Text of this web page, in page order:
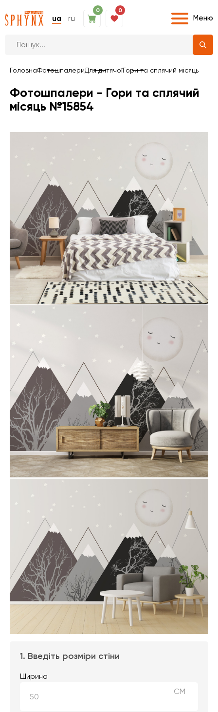
ua ru
0 0
Меню
ГоловнаФотошпалериДля дитячоїГори та сплячий місяць
Фотошпалери - Гори та сплячий
місяць №15854
1. Введіть розміри стіни
Ширина
СМ